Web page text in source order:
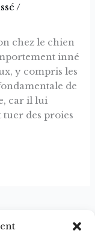
/
chez le chien
inné
y compris les
de
car il lui
des proies